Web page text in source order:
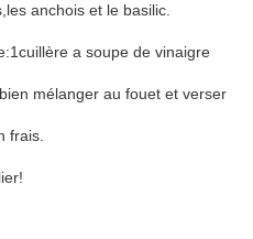
anchois et le basilic.
a soupe de vinaigre
mélanger au fouet et verser
frais.